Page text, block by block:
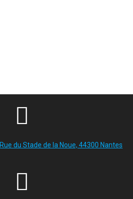
du Stade de la Noue, 44300 Nantes